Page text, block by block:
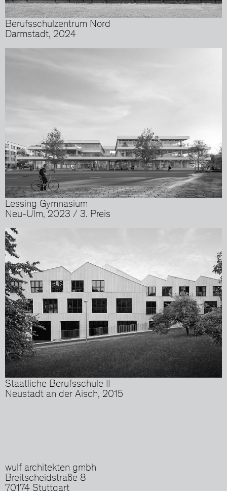
Berufsschulzentrum Nord
Darmstadt, 2024
Lessing Gymnasium
Neu-Ulm, 2023 / 3. Preis
Staatliche Berufsschule II
Neustadt an der Aisch, 2015
wulf architekten gmbh
Breitscheidstraße 8
70174 Stuttgart